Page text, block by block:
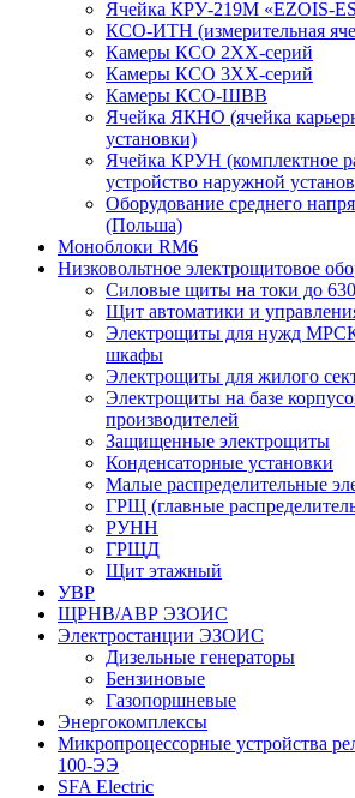
Ячейка КРУ-219М «EZOIS-
КСО-ИТН (измерительная
Камеры КСО 2ХХ-серий
Камеры КСО 3ХХ-серий
Камеры КСО-ШВВ
Ячейка ЯКНО (ячейка
установки)
Ячейка КРУН (комплектное
устройство наружной
Оборудование среднего
(Польша)
Моноблоки RM6
Низковольтное электрощитовое
Силовые щиты на токи до
Щит автоматики и
Электрощиты для нужд
шкафы
Электрощиты для жилого
Электрощиты на базе
производителей
Защищенные электрощиты
Конденсаторные установки
Малые распределительные
ГРЩ (главные
РУНН
ГРЩД
Щит этажный
УВР
ЩРНВ/АВР ЭЗОИС
Электростанции ЭЗОИС
Дизельные генераторы
Бензиновые
Газопоршневые
Энергокомплексы
Микропроцессорные устройства
100-ЭЭ
SFA Electric